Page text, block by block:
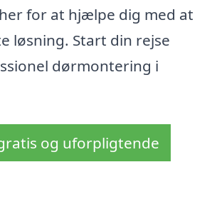
for at hjælpe dig med at
løsning. Start din rejse
dørmontering i
og uforpligtende